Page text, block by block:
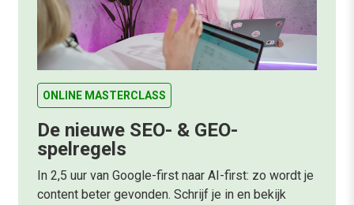
ONLINE MASTERCLASS
De nieuwe SEO- & GEO-
spelregels
In 2,5 uur van Google-first naar AI-first: zo wordt je
content beter gevonden. Schrijf je in en bekijk